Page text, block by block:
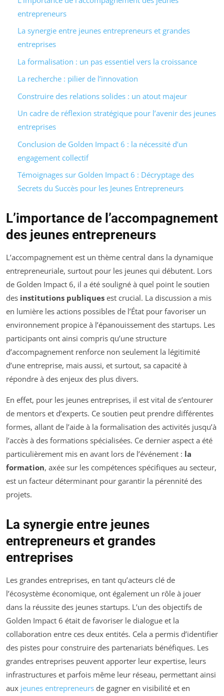
entrepreneurs
La synergie entre jeunes entrepreneurs et grandes
entreprises
La formalisation : un pas essentiel vers la croissance
La recherche : pilier de l’innovation
Construire des relations solides : un atout majeur
Un cadre de réflexion stratégique pour l’avenir des jeunes
entreprises
Conclusion de Golden Impact 6 : la nécessité d’un
engagement collectif
Témoignages sur Golden Impact 6 : Décryptage des
Secrets du Succès pour les Jeunes Entrepreneurs
L’importance de l’accompagnement
des jeunes entrepreneurs
L’accompagnement est un thème central dans la dynamique
entrepreneuriale, surtout pour les jeunes qui débutent. Lors
de Golden Impact 6, il a été souligné à quel point le soutien
des institutions publiques est crucial. La discussion a mis
en lumière les actions possibles de l’État pour favoriser un
environnement propice à l’épanouissement des startups. Les
participants ont ainsi compris qu’une structure
d’accompagnement renforce non seulement la légitimité
d’une entreprise, mais aussi, et surtout, sa capacité à
répondre à des enjeux des plus divers.
En effet, pour les jeunes entreprises, il est vital de s’entourer
de mentors et d’experts. Ce soutien peut prendre différentes
formes, allant de l’aide à la formalisation des activités jusqu’à
l’accès à des formations spécialisées. Ce dernier aspect a été
particulièrement mis en avant lors de l’événement : la
formation, axée sur les compétences spécifiques au secteur,
est un facteur déterminant pour garantir la pérennité des
projets.
La synergie entre jeunes
entrepreneurs et grandes
entreprises
Les grandes entreprises, en tant qu’acteurs clé de
l’écosystème économique, ont également un rôle à jouer
dans la réussite des jeunes startups. L’un des objectifs de
Golden Impact 6 était de favoriser le dialogue et la
collaboration entre ces deux entités. Cela a permis d’identifier
des pistes pour construire des partenariats bénéfiques. Les
grandes entreprises peuvent apporter leur expertise, leurs
infrastructures et parfois même leur réseau, permettant ainsi
aux jeunes entrepreneurs de gagner en visibilité et en